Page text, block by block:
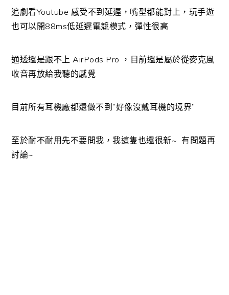
追劇看Youtube 感受不到延遲，嘴型都能對上，玩手遊
也可以開88ms低延遲電競模式，彈性很高
通透還是跟不上 AirPods Pro ，目前還是屬於從麥克風
收音再放給我聽的感覺
目前所有耳機廠都還做不到”好像沒戴耳機的境界”
至於耐不耐用先不要問我，我這隻也還很新~ 有問題再
討論~